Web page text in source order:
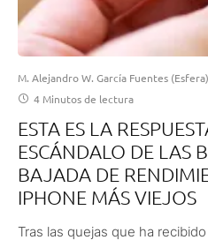
M. Alejandro W. García Fuentes (Esfera)
4 Minutos de lectura
ESTA ES LA
ESCÁNDALO DE LAS
BAJADA DE
IPHONE MÁS VIEJOS
Tras las quejas que ha